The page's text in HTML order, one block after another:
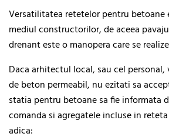
Versatilitatea retetelor pentru betoane
mediul constructorilor, de aceea
drenant este o manopera care se
Daca arhitectul local, sau cel
de beton permeabil, nu ezitati sa
statia pentru betoane sa fie informata
comanda si agregatele incluse in
adica: